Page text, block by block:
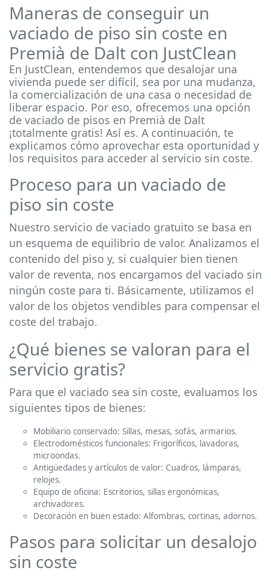
Maneras de conseguir un
vaciado de piso sin coste en
Premià de Dalt con JustClean
En JustClean, entendemos que desalojar una
vivienda puede ser difícil, sea por una mudanza,
la comercialización de una casa o necesidad de
liberar espacio. Por eso, ofrecemos una opción
de vaciado de pisos en Premià de Dalt
¡totalmente gratis! Así es. A continuación, te
explicamos cómo aprovechar esta oportunidad y
los requisitos para acceder al servicio sin coste.
Proceso para un vaciado de
piso sin coste
Nuestro servicio de vaciado gratuito se basa en
un esquema de equilibrio de valor. Analizamos el
contenido del piso y, si cualquier bien tienen
valor de reventa, nos encargamos del vaciado sin
ningún coste para ti. Básicamente, utilizamos el
valor de los objetos vendibles para compensar el
coste del trabajo.
¿Qué bienes se valoran para el
servicio gratis?
Para que el vaciado sea sin coste, evaluamos los
siguientes tipos de bienes:
Mobiliario conservado: Sillas, mesas, sofás, armarios.
Electrodomésticos funcionales: Frigoríficos, lavadoras,
microondas.
Antigüedades y artículos de valor: Cuadros, lámparas,
relojes.
Equipo de oficina: Escritorios, sillas ergonómicas,
archivadores.
Decoración en buen estado: Alfombras, cortinas, adornos.
Pasos para solicitar un desalojo
sin coste